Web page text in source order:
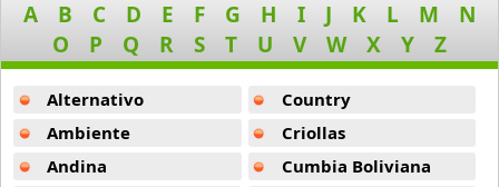
Duo Retama
12 músicas online
Duo Romances
A
B C D E F G H I J K L M
N
O
P Q R S T U V W X Y Z
Alternativo
Ambiente
Andina
Country
Criollas
Cumbia Boliviana